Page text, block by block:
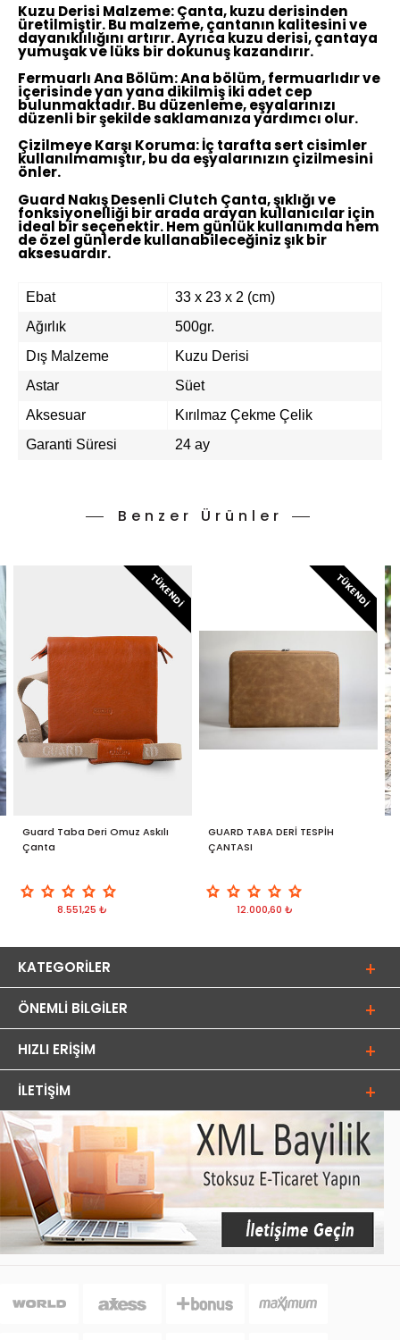
Kuzu Derisi Malzeme:Çanta, kuzu derisinden
üretilmiştir. Bu malzeme, çantanın kalitesini ve
dayanıklılığını artırır. Ayrıca kuzu derisi, çantaya
yumuşak ve lüks bir dokunuş kazandırır.
Fermuarlı Ana Bölüm:Ana bölüm, fermuarlıdır ve
içerisinde yan yana dikilmiş iki adet cep
bulunmaktadır. Bu düzenleme, eşyalarınızı
düzenli bir şekilde saklamanıza yardımcı olur.
Çizilmeye Karşı Koruma:İç tarafta sert cisimler
kullanılmamıştır, bu da eşyalarınızın çizilmesini
önler.
Guard Nakış Desenli Clutch Çanta, şıklığı ve
fonksiyonelliği bir arada arayan kullanıcılar için
ideal bir seçenektir. Hem günlük kullanımda hem
de özel günlerde kullanabileceğiniz şık bir
aksesuardır.
Ebat
33 x 23 x 2 (cm)
Ağırlık
500gr.
Dış Malzeme
Kuzu Derisi
Astar
Süet
Aksesuar
Kırılmaz Çekme Çelik
Garanti Süresi
24 ay
Benzer Ürünler
TÜKENDI
Guard Taba Deri Omuz Askılı
Çanta
8.551,25 ₺
TÜKENDI
GUARD TABA DERİ TESPİH
ÇANTASI
12.000,60 ₺
KATEGORILER
ÖNEMLI BILGILER
HIZLI ERIŞIM
İLETIŞIM